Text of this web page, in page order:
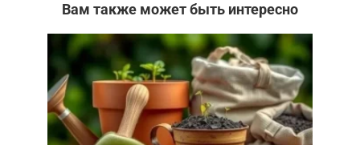
Вам также может быть интересно